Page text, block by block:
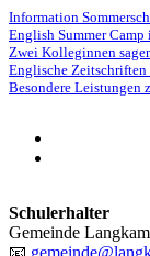
Information
English Summer
Zwei Kolleginnen
Englische Zeitschriften
Besondere Leistungen
Schulerhalter
Gemeinde